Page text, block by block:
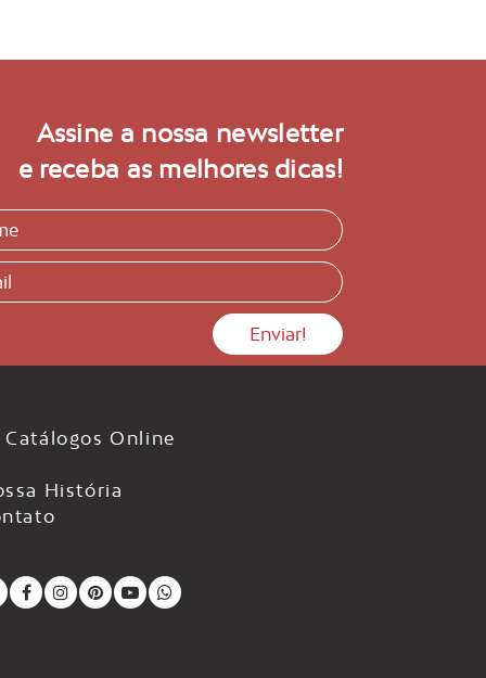
Assine a nossa newsletter
e receba as melhores dicas!
Catálogos Online
História